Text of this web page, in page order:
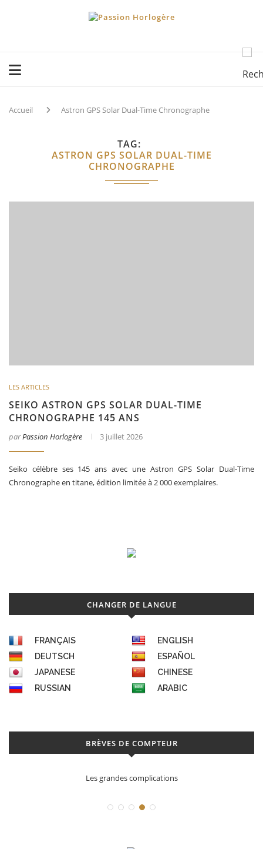
Accueil Astron GPS Solar Dual-Time Chronographe
TAG
ASTRON GPS SOLAR DUAL-TIME
CHRONOGRAPHE
LES ARTICLES
SEIKO ASTRON GPS SOLAR DUAL-TIME
CHRONOGRAPHE 145 ANS
parPassion Horlogère 3 juillet 2026
Seiko célèbre ses 145 ans avec une Astron GPS Solar Dual-Time
Chronographe en titane, édition limitée à 2 000 exemplaires.
CHANGER DE LANGUE
FRANÇAIS
ENGLISH
DEUTSCH
ESPAÑOL
JAPANESE
CHINESE
RUSSIAN
ARABIC
BRÈVES DE COMPTEUR
Les grandes complications